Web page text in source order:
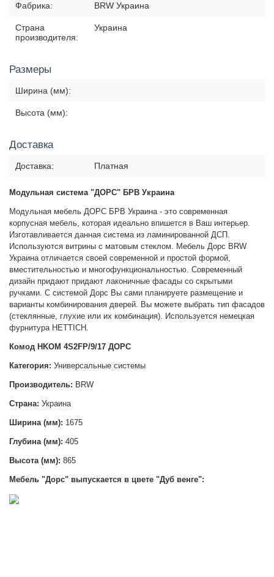
Фабрика: BRW Украина
Страна
производителя:
Украина
Размеры
Ширина (мм):
Высота (мм):
Доставка
Доставка: Платная
Модульная система "ДОРС" БРВ Украина
Модульная мебель ДОРС БРВ Украина - это современная
корпусная мебель, которая идеально впишется в Ваш интерьер.
Изготавливается данная система из ламинированной ДСП.
Используются витрины с матовым стеклом. Мебель Дорс BRW
Украина отличается своей современной и простой формой,
вместительностью и многофункциональностью. Современный
дизайн придают придают лаконичные фасады со скрытыми
ручками. С системой Дорс Вы сами планируете размещение и
варианты комбинирования дверей. Вы можете выбрать тип фасадов
(стеклянные, глухие или их комбинация). Используется немецкая
фурнитура HETTICH.
Комод HKOM 4S2FP/9/17 ДОРС
Категория: Универсальные системы
Производитель: BRW
Страна: Украина
Ширина(мм): 1675
Глубина (мм): 405
Высота (мм): 865
Мебель "Дорс" выпускается в цвете "Дуб венге":